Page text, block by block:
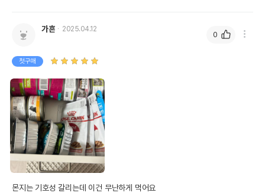
가흔 2025.04.12
첫구매
몬지는 기호성 갈리는데 이건 무난하게 먹어요
0